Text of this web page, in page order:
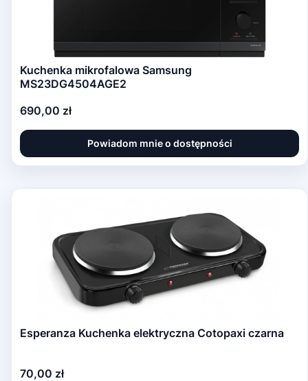
Kuchenka mikrofalowa Samsung
MS23DG4504AGE2
Cena
690,00 zł
Powiadom mnie o dostępności
Esperanza Kuchenka elektryczna Cotopaxi czarna
Cena
70,00 zł